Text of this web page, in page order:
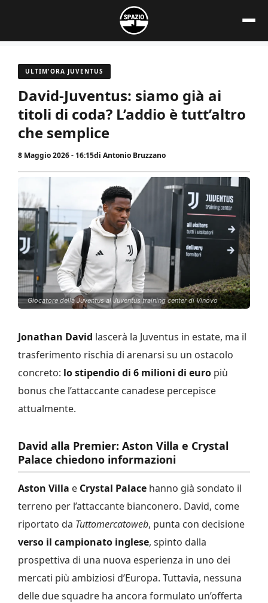
contenuto
ULTIM'ORA JUVENTUS
David-Juventus: siamo già ai
titoli di coda? L’addio è tutt’altro
che semplice
8 Maggio 2026 - 16:15di Antonio Bruzzano
Giocatore della Juventus al Juventus training center di Vinovo
Jonathan David lascerà la Juventus in estate, ma il
trasferimento rischia di arenarsi su un ostacolo
concreto: lo stipendio di 6 milioni di euro più
bonus che l’attaccante canadese percepisce
attualmente.
David alla Premier: Aston Villa e Crystal
Palace chiedono informazioni
Aston Villa e Crystal Palace hanno già sondato il
terreno per l’attaccante bianconero. David, come
riportato da Tuttomercatoweb, punta con decisione
verso il campionato inglese, spinto dalla
prospettiva di una nuova esperienza in uno dei
mercati più ambiziosi d’Europa. Tuttavia, nessuna
delle due squadre ha ancora formulato un’offerta